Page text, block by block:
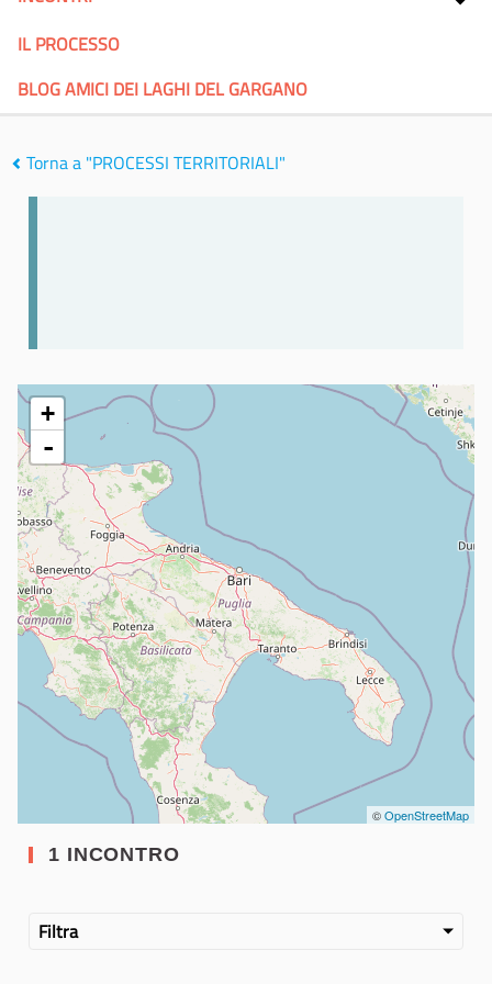
IL PROCESSO
BLOG AMICI DEI LAGHI DEL GARGANO
Torna a "PROCESSI TERRITORIALI"
+
-
©OpenStreetMap
1 INCONTRO
Filtra